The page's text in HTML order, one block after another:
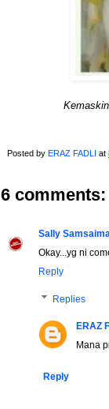
Posted by ERAZ FADLI at
6 comments:
Sally
Okay...yg ni
Reply
Replies
ERAZ
Mana
Reply